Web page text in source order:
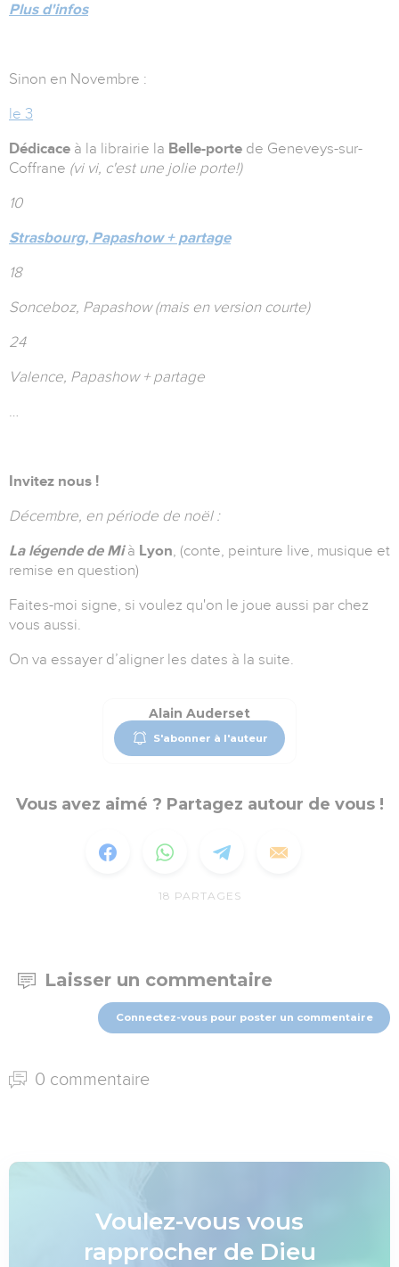
Plus d'infos
Sinon en Novembre :
le 3
Dédicace à la librairie la Belle-porte de Geneveys-sur-
Coffrane (vi vi, c'est une jolie porte!)
10
Strasbourg, Papashow + partage
18
Sonceboz, Papashow (mais en version courte)
24
Valence, Papashow + partage
…
Invitez nous !
Décembre, en période de noël :
La légende de Mià Lyon, (conte, peinture live, musique et
remise en question)
Faites-moi signe, si voulez qu'on le joue aussi par chez
vous aussi.
On va essayer d’aligner les dates à la suite.
Alain Auderset
S'abonner à l'auteur
Vous avez aimé ? Partagez autour de vous !
18 PARTAGES
Laisser un commentaire
Connectez-vous pour poster un commentaire
0 commentaire
Voulez-vous vous
rapprocher de Dieu